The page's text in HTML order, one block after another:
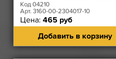
Код 04210
Арт. 3160-00-2304017-10
Цена: 465 руб
Добавить в корзину